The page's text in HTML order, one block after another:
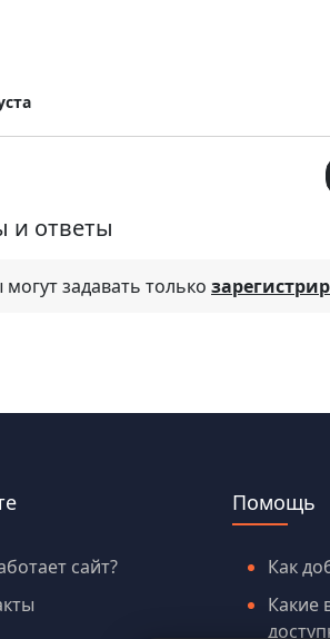
и ответы
задавать только
сайт?
Помощь
Как
Какие